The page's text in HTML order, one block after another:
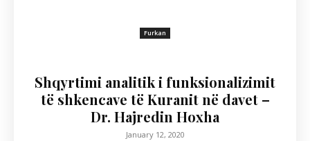
Furkan
Shqyrtimi analitik i funksionalizimit
të shkencave të Kuranit në davet –
Dr. Hajredin Hoxha
January 12, 2020